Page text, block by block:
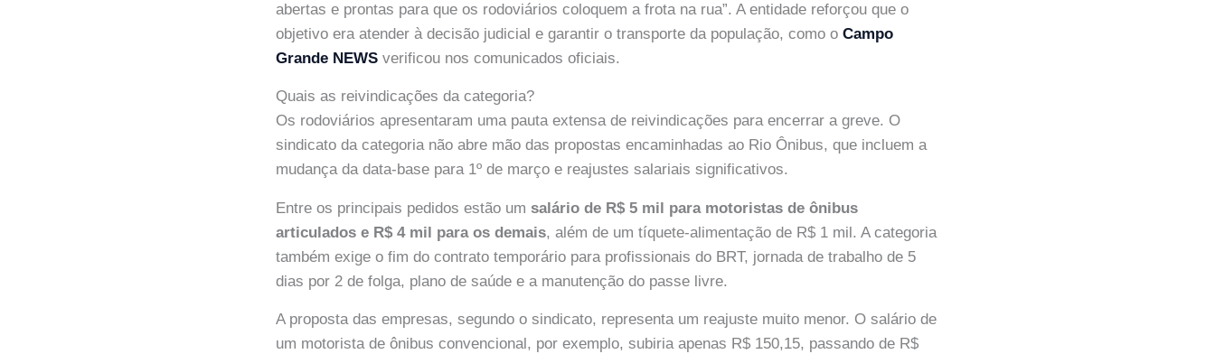
abertas e prontas para que os rodoviários coloquem a frota na rua”. A entidade reforçou que o
objetivo era atender à decisão judicial e garantir o transporte da população, como oCampo
Grande NEWS verificou nos comunicados oficiais.
Quais as reivindicações da categoria?
Os rodoviários apresentaram uma pauta extensa de reivindicações para encerrar a greve. O
sindicato da categoria não abre mão das propostas encaminhadas ao Rio Ônibus, que incluem a
mudança da data-base para 1º de março e reajustes salariais significativos.
Entre os principais pedidos estão umsalário de R$ 5 mil para motoristas de ônibus
articulados e R$ 4 mil para os demais, além de um tíquete-alimentação de R$ 1 mil. A categoria
também exige o fim do contrato temporário para profissionais do BRT, jornada de trabalho de 5
dias por 2 de folga, plano de saúde e a manutenção do passe livre.
A proposta das empresas, segundo o sindicato, representa um reajuste muito menor. O salário de
um motorista de ônibus convencional, por exemplo, subiria apenas R$ 150,15, passando de R$